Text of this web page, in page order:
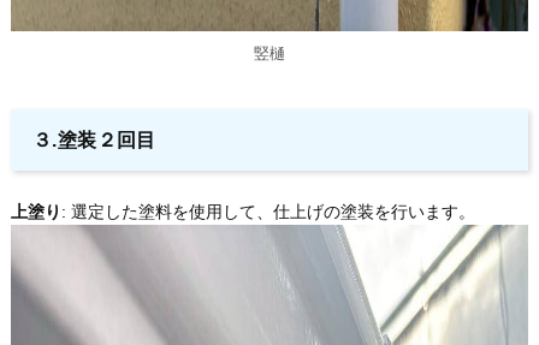
竪樋
３.塗装２回目
上塗り : 選定した塗料を使用して、仕上げの塗装を行います。